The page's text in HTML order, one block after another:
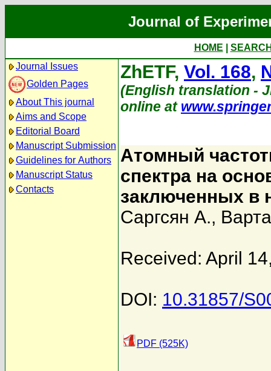
Journal of
HOME
Journal Issues
Golden Pages
About This journal
Aims and Scope
Editorial Board
Manuscript Submission
Guidelines for Authors
Manuscript Status
Contacts
ZhETF, Vol. 168,
(English translation -
online at
Атомный
спектра на
заключенных в
Саргсян А.,
Received: April
DOI: 10.31857/
PDF (525K)